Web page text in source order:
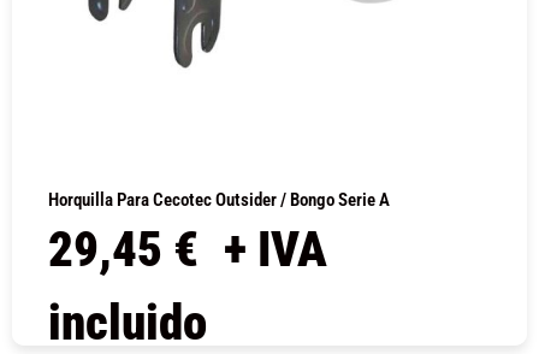
Horquilla Para Cecotec Outsider / Bongo Serie A
29,45 € + IVA
incluido